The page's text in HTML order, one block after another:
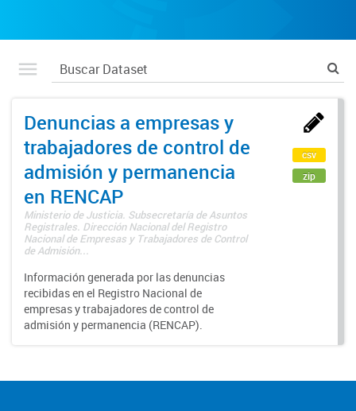
Denuncias a empresas y
trabajadores de control de
admisión y permanencia
en RENCAP
Ministerio de Justicia. Subsecretaría de Asuntos
Registrales. Dirección Nacional del Registro
Nacional de Empresas y Trabajadores de Control
de Admisión...
Información generada por las denuncias
recibidas en el Registro Nacional de
empresas y trabajadores de control de
admisión y permanencia (RENCAP).
csv
zip